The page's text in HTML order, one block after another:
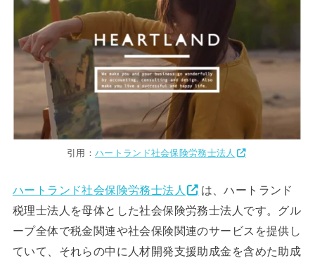
引用：ハートランド社会保険労務士法人
ハートランド社会保険労務士法人
は、ハートランド
税理士法人を母体とした社会保険労務士法人です。グル
ープ全体で税金関連や社会保険関連のサービスを提供し
ていて、それらの中に人材開発支援助成金を含めた助成